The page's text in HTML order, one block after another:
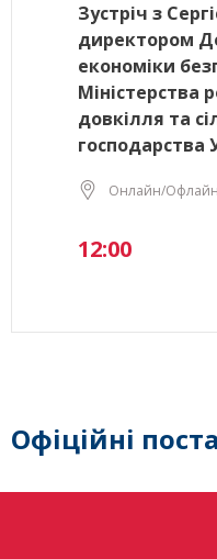
Зустріч з
директором
економіки
Міністерства
довкілля та
господарства
Онлайн/Офлайн
12:00
Офіційні